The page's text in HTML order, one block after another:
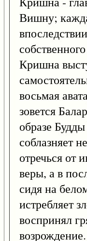
Вишну;
Кришна
восьмая
зовется
образе
соблазняет
отречься от
веры, а в
сидя на
истребляет
воспринял
возрождение.